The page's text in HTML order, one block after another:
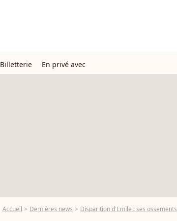
Billetterie En privé avec
Accueil Dernières news Disparition d'Emile : ses